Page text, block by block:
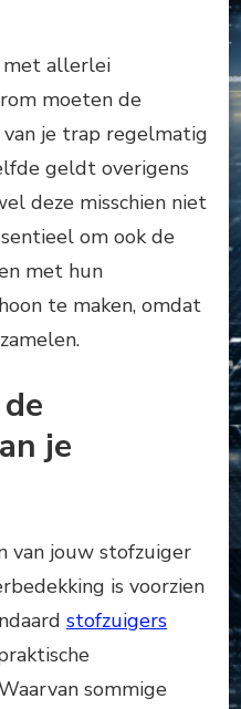
met allerlei
moeten de
van je trap regelmatig
geldt overigens
deze misschien niet
om ook de
met hun
te maken, omdat
je
van jouw stofzuiger
is voorzien
stofzuigers
sommige